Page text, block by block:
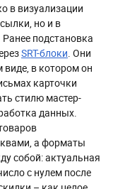
в визуализации
но и в
подстановка
SRT-блоки. Они
виде, в котором он
карточки
стилю мастер-
данных.
а форматы
собой: актуальная
с нулем после